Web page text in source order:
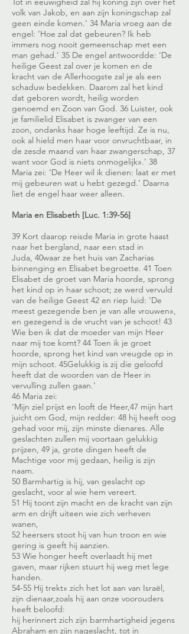
volk van Jakob, en aan zijn koningschap zal
geen einde komen.’ 34 Maria vroeg aan de
engel: ‘Hoe zal dat gebeuren? Ik heb
immers nog nooit gemeenschap met een
man gehad.’ 35 De engel antwoordde: ‘De
heilige Geest zal over je komen en de
kracht van de Allerhoogste zal je als een
schaduw bedekken. Daarom zal het kind
dat geboren wordt, heilig worden
genoemd en Zoon van God. 36 Luister, ook
je familielid Elisabet is zwanger van een
zoon, ondanks haar hoge leeftijd. Ze is nu,
ook al hield men haar voor onvruchtbaar, in
de zesde maand van haar zwangerschap, 37
want voor God is niets onmogelijk».’ 38
Maria zei: ‘De Heer wil ik dienen: laat er met
mij gebeuren wat u hebt gezegd.’ Daarna
liet de engel haar weer alleen.
Maria en Elisabeth [Luc. 1:39-56]
39 Kort daarop reisde Maria in grote haast
naar het bergland, naar een stad in
Juda, 40waar ze het huis van Zacharias
binnenging en Elisabet begroette. 41 Toen
Elisabet de groet van Maria hoorde, sprong
het kind op in haar schoot; ze werd vervuld
van de heilige Geest 42 en riep luid: ‘De
meest gezegende ben je van alle vrouwen»,
en gezegend is de vrucht van je schoot! 43
Wie ben ik dat de moeder van mijn Heer
naar mij toe komt? 44 Toen ik je groet
hoorde, sprong het kind van vreugde op in
mijn schoot. 45Gelukkig is zij die geloofd
heeft dat de woorden van de Heer in
vervulling zullen gaan.’
46 Maria zei:
‘Mijn ziel prijst en looft de Heer,47 mijn hart
juicht om God, mijn redder: 48 hij heeft oog
gehad voor mij, zijn minste dienares. Alle
geslachten zullen mij voortaan gelukkig
prijzen, 49 ja, grote dingen heeft de
Machtige voor mij gedaan, heilig is zijn
naam.
50 Barmhartig is hij, van geslacht op
geslacht, voor al wie hem vereert.
51 Hij toont zijn macht en de kracht van zijn
arm en drijft uiteen wie zich verheven
wanen,
52 heersers stoot hij van hun troon en wie
gering is geeft hij aanzien.
53 Wie honger heeft overlaadt hij met
gaven, maar rijken stuurt hij weg met lege
handen.
54-55 Hij trekt» zich het lot aan van Israël,
zijn dienaar,zoals hij aan onze voorouders
heeft beloofd:
hij herinnert zich zijn barmhartigheid jegens
Abraham en zijn nageslacht, tot in